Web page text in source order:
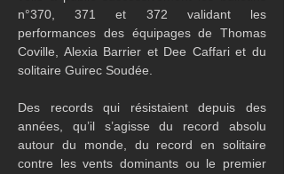
n°370, 371 et 372 validant les
performances des équipages de Thomas
Coville, Alexia Barrier et Dee Caffari et du
solitaire Guirec Soudée.
Des records qui résistaient depuis des
années, qu’il s’agisse du record absolu
autour du monde, du record en solitaire
contre les vents dominants ou le premier